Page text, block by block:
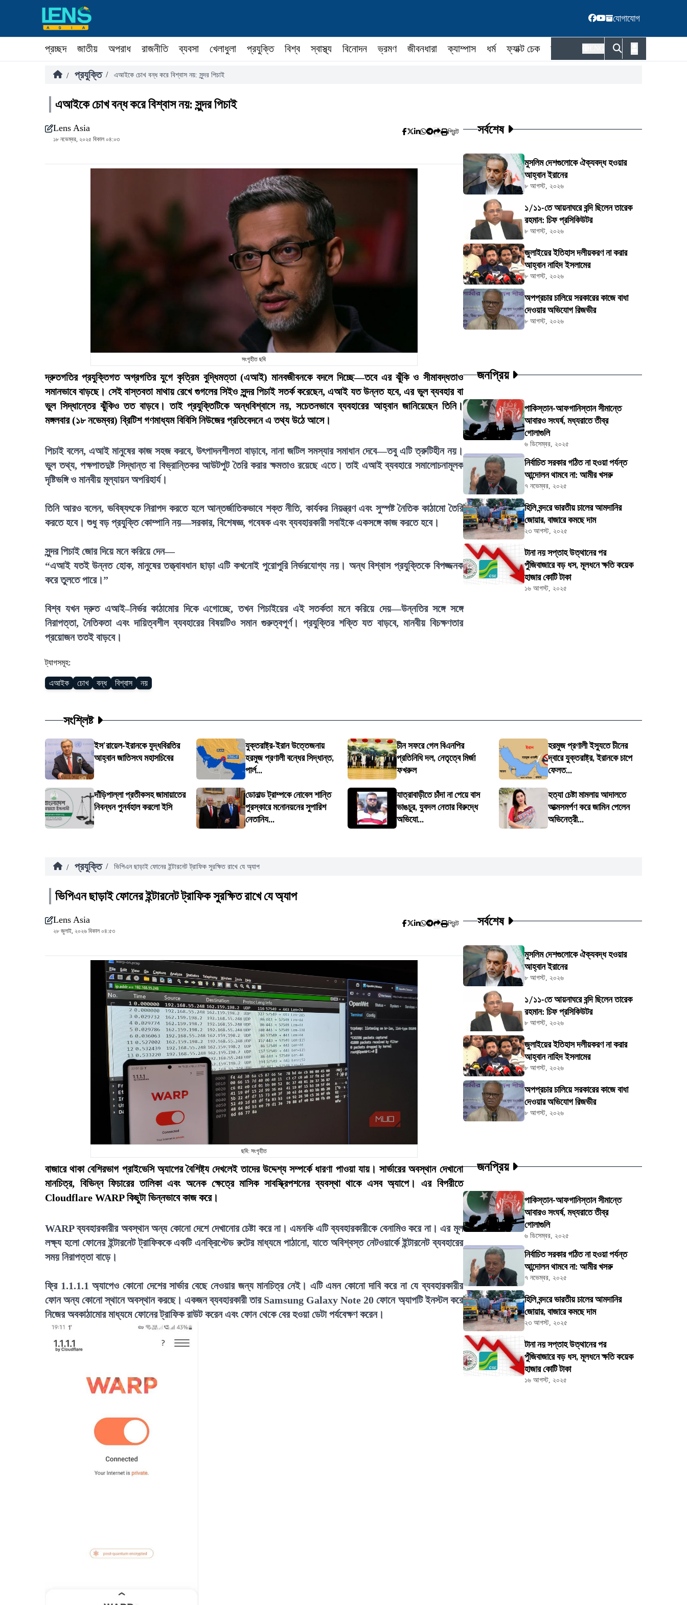
যোগাযোগ
প্রচ্ছদ জাতীয় অপরাধ রাজনীতি ব্যবসা খেলাধুলা প্রযুক্তি বিশ্ব স্বাস্থ্য বিনোদন ভ্রমণ জীবনধারা ক্যাম্পাস ধর্ম ফ্যাক্ট চেক কর্মকর্তা
/ প্রযুক্তি / এআইকে চোখ বন্ধ করে বিশ্বাস নয়: সুন্দর পিচাই
এআইকে চোখ বন্ধ করে বিশ্বাস নয়: সুন্দর পিচাই
Lens Asia
১৮ নভেম্বর, ২০২৫ বিকাল ০৪:০৩
প্রিন্ট
সংগৃহীত ছবি
দ্রুতগতির প্রযুক্তিগত অগ্রগতির যুগে কৃত্রিম বুদ্ধিমত্তা (এআই) মানবজীবনকে বদলে দিচ্ছে—তবে এর ঝুঁকি ও সীমাবদ্ধতাও
সমানভাবে বাড়ছে। সেই বাস্তবতা মাথায় রেখে গুগলের সিইও সুন্দর পিচাই সতর্ক করেছেন, এআই যত উন্নত হবে, এর ভুল ব্যবহার বা
ভুল সিদ্ধান্তের ঝুঁকিও তত বাড়বে। তাই প্রযুক্তিটিকে অন্ধবিশ্বাসে নয়, সচেতনভাবে ব্যবহারের আহ্বান জানিয়েছেন তিনি।
মঙ্গলবার (১৮ নভেম্বর) ব্রিটিশ গণমাধ্যম বিবিসি নিউজের প্রতিবেদনে এ তথ্য উঠে আসে।
পিচাই বলেন, এআই মানুষের কাজ সহজ করবে, উৎপাদনশীলতা বাড়াবে, নানা জটিল সমস্যার সমাধান দেবে—তবু এটি ত্রুটিহীন নয়।
ভুল তথ্য, পক্ষপাতদুষ্ট সিদ্ধান্ত বা বিভ্রান্তিকর আউটপুট তৈরি করার ক্ষমতাও রয়েছে এতে। তাই এআই ব্যবহারে সমালোচনামূলক
দৃষ্টিভঙ্গি ও মানবীয় মূল্যায়ন অপরিহার্য।
তিনি আরও বলেন, ভবিষ্যৎকে নিরাপদ করতে হলে আন্তর্জাতিকভাবে শক্ত নীতি, কার্যকর নিয়ন্ত্রণ এবং সুস্পষ্ট নৈতিক কাঠামো তৈরি
করতে হবে। শুধু বড় প্রযুক্তি কোম্পানি নয়—সরকার, বিশেষজ্ঞ, গবেষক এবং ব্যবহারকারী সবাইকে একসঙ্গে কাজ করতে হবে।
সুন্দর পিচাই জোর দিয়ে মনে করিয়ে দেন—
“এআই যতই উন্নত হোক, মানুষের তত্ত্বাবধান ছাড়া এটি কখনোই পুরোপুরি নির্ভরযোগ্য নয়। অন্ধ বিশ্বাস প্রযুক্তিকে বিপজ্জনক
করে তুলতে পারে।”
বিশ্ব যখন দ্রুত এআই–নির্ভর কাঠামোর দিকে এগোচ্ছে, তখন পিচাইয়ের এই সতর্কতা মনে করিয়ে দেয়—উন্নতির সঙ্গে সঙ্গে
নিরাপত্তা, নৈতিকতা এবং দায়িত্বশীল ব্যবহারের বিষয়টিও সমান গুরুত্বপূর্ণ। প্রযুক্তির শক্তি যত বাড়বে, মানবীয় বিচক্ষণতার
প্রয়োজন ততই বাড়বে।
ট্যাগসমূহ:
এআইক চোখ বন্ধ বিশ্বাস নয়
সর্বশেষ
মুসলিম দেশগুলোকে ঐক্যবদ্ধ হওয়ার
আহ্বান ইরানের
৮ আগস্ট, ২০২৬
১/১১-তে আয়নাঘরে বন্দি ছিলেন তারেক
রহমান: চিফ প্রসিকিউটর
৮ আগস্ট, ২০২৬
জুলাইয়ের ইতিহাস দলীয়করণ না করার
আহ্বান নাহিদ ইসলামের
৮ আগস্ট, ২০২৬
অপপ্রচার চালিয়ে সরকারের কাজে বাধা
দেওয়ার অভিযোগ রিজভীর
৮ আগস্ট, ২০২৬
জনপ্রিয়
পাকিস্তান-আফগানিস্তান সীমান্তে
আবারও সংঘর্ষ, মধ্যরাতে তীব্র
গোলাগুলি
৬ ডিসেম্বর, ২০২৫
নির্বাচিত সরকার গঠিত না হওয়া পর্যন্ত
আন্দোলন থামবে না: আমীর খসরু
৭ নভেম্বর, ২০২৫
হিলি বন্দরে ভারতীয় চালের আমদানির
জোয়ার, বাজারে কমছে দাম
২৩ আগস্ট, ২০২৫
টানা নয় সপ্তাহ উত্থানের পর
পুঁজিবাজারে বড় ধস, মূলধনে ক্ষতি কয়েক
হাজার কোটি টাকা
১৬ আগস্ট, ২০২৫
সংশ্লিষ্ট
ইস'রায়েল-ইরানকে যুদ্ধবিরতির
আহ্বান জাতিসংঘ মহাসচিবের
যুক্তরাষ্ট্র-ইরান উত্তেজনায়
হরমুজ প্রণালী বন্ধের সিদ্ধান্ত,
পার্ল...
চীন সফরে গেল বিএনপির
প্রতিনিধি দল, নেতৃত্বে মির্জা
ফখরুল
হরমুজ প্রণালী ইস্যুতে চীনের
দ্বারে যুক্তরাষ্ট্র, ইরানকে চাপে
ফেলত...
দাঁড়িপাল্লা প্রতীকসহ জামায়াতের
নিবন্ধন পুনর্বহাল করলো ইসি
ডোনাল্ড ট্রাম্পকে নোবেল শান্তি
পুরস্কারে মনোনয়নের সুপারিশ
নেতানিয...
যাত্রাবাড়ীতে চাঁদা না পেয়ে বাস
ভাঙচুর, যুবদল নেতার বিরুদ্ধে
অভিযো...
হত্যা চেষ্টা মামলায় আদালতে
আত্মসমর্পণ করে জামিন পেলেন
অভিনেত্রী...
/ প্রযুক্তি / ভিপিএন ছাড়াই ফোনের ইন্টারনেট ট্রাফিক সুরক্ষিত রাখে যে অ্যাপ
ভিপিএন ছাড়াই ফোনের ইন্টারনেট ট্রাফিক সুরক্ষিত রাখে যে অ্যাপ
Lens Asia
২৮ জুলাই, ২০২৬ বিকাল ০৪:৫৩
প্রিন্ট
ছবি: সংগৃহীত
বাজারে থাকা বেশিরভাগ প্রাইভেসি অ্যাপের বৈশিষ্ট্য দেখলেই তাদের উদ্দেশ্য সম্পর্কে ধারণা পাওয়া যায়। সার্ভারের অবস্থান দেখানো
মানচিত্র, বিভিন্ন ফিচারের তালিকা এবং অনেক ক্ষেত্রে মাসিক সাবস্ক্রিপশনের ব্যবস্থা থাকে এসব অ্যাপে। এর বিপরীতে
Cloudflare WARP কিছুটা ভিন্নভাবে কাজ করে।
WARP ব্যবহারকারীর অবস্থান অন্য কোনো দেশে দেখানোর চেষ্টা করে না। এমনকি এটি ব্যবহারকারীকে বেনামিও করে না। এর মূল
লক্ষ্য হলো ফোনের ইন্টারনেট ট্রাফিককে একটি এনক্রিপ্টেড রুটের মাধ্যমে পাঠানো, যাতে অবিশ্বস্ত নেটওয়ার্কে ইন্টারনেট ব্যবহারের
সময় নিরাপত্তা বাড়ে।
ফ্রি 1.1.1.1 অ্যাপেও কোনো দেশের সার্ভার বেছে নেওয়ার জন্য মানচিত্র নেই। এটি এমন কোনো দাবি করে না যে ব্যবহারকারীর
ফোন অন্য কোনো স্থানে অবস্থান করছে। একজন ব্যবহারকারী তার Samsung Galaxy Note 20 ফোনে অ্যাপটি ইনস্টল করে
নিজের অবকাঠামোর মাধ্যমে ফোনের ট্রাফিক রাউট করেন এবং ফোন থেকে বের হওয়া ডেটা পর্যবেক্ষণ করেন।
সর্বশেষ
মুসলিম দেশগুলোকে ঐক্যবদ্ধ হওয়ার
আহ্বান ইরানের
৮ আগস্ট, ২০২৬
১/১১-তে আয়নাঘরে বন্দি ছিলেন তারেক
রহমান: চিফ প্রসিকিউটর
৮ আগস্ট, ২০২৬
জুলাইয়ের ইতিহাস দলীয়করণ না করার
আহ্বান নাহিদ ইসলামের
৮ আগস্ট, ২০২৬
অপপ্রচার চালিয়ে সরকারের কাজে বাধা
দেওয়ার অভিযোগ রিজভীর
৮ আগস্ট, ২০২৬
জনপ্রিয়
পাকিস্তান-আফগানিস্তান সীমান্তে
আবারও সংঘর্ষ, মধ্যরাতে তীব্র
গোলাগুলি
৬ ডিসেম্বর, ২০২৫
নির্বাচিত সরকার গঠিত না হওয়া পর্যন্ত
আন্দোলন থামবে না: আমীর খসরু
৭ নভেম্বর, ২০২৫
হিলি বন্দরে ভারতীয় চালের আমদানির
জোয়ার, বাজারে কমছে দাম
২৩ আগস্ট, ২০২৫
টানা নয় সপ্তাহ উত্থানের পর
পুঁজিবাজারে বড় ধস, মূলধনে ক্ষতি কয়েক
হাজার কোটি টাকা
১৬ আগস্ট, ২০২৫